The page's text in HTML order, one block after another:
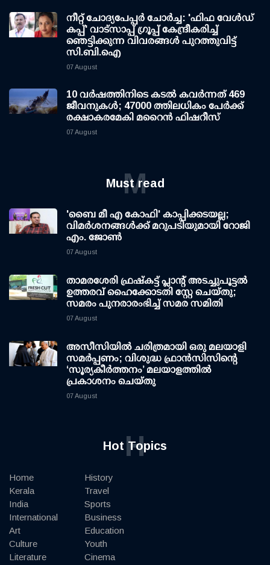
നീറ്റ് ചോദ്യപേപ്പര്‍ ചോര്‍ച്ച: 'ഫിഫ വേള്‍ഡ്
കപ്പ്' വാട്സാപ്പ് ഗ്രൂപ്പ് കേന്ദ്രീകരിച്ച്
ഞെട്ടിക്കുന്ന വിവരങ്ങള്‍ പുറത്തുവിട്ട്
സി.ബി.ഐ
07 August
10 വര്‍ഷത്തിനിടെ കടല്‍ കവര്‍ന്നത് 469
ജീവനുകള്‍; 47000 ത്തിലധികം പേര്‍ക്ക്
രക്ഷാകരമേകി മറൈന്‍ ഫിഷറീസ്
07 August
Must read
M
'ബൈ മീ എ കോഫി' കാപ്പിക്കടയല്ല;
വിമര്‍ശനങ്ങള്‍ക്ക് മറുപടിയുമായി റോജി
എം. ജോണ്‍
07 August
താമരശേരി ഫ്രഷ്കട്ട് പ്ലാന്റ് അടച്ചുപൂട്ടൽ
ഉത്തരവ് ഹൈക്കോടതി സ്റ്റേ ചെയ്തു;
സമരം പുനരാരംഭിച്ച് സമര സമിതി
07 August
അസീസിയിൽ ചരിത്രമായി ഒരു മലയാളി
സമർപ്പണം; വിശുദ്ധ ഫ്രാൻസിസിന്റെ
‘സൂര്യകീർത്തനം’ മലയാളത്തിൽ
പ്രകാശനം ചെയ്തു
07 August
Hot Topics
H
Home
Kerala
India
International
Art
Culture
Literature
History
Travel
Sports
Business
Education
Youth
Cinema